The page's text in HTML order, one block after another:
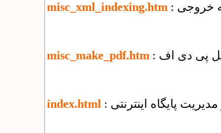
misc_xml_indexing.htm
misc_make_pdf.htm
index.html پایگاه اینترنتی